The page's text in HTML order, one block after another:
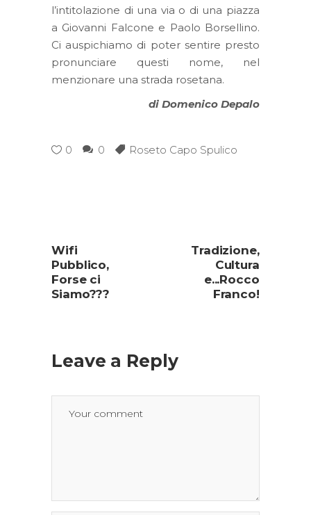
l’intitolazione di una via o di una piazza
a Giovanni Falcone e Paolo Borsellino.
Ci auspichiamo di poter sentire presto
pronunciare questi nome, nel
menzionare una strada rosetana.
di Domenico Depalo
0 0 Roseto Capo Spulico
Wifi
Pubblico,
Forse ci
Siamo???
Tradizione,
Cultura
e...Rocco
Franco!
Leave a Reply